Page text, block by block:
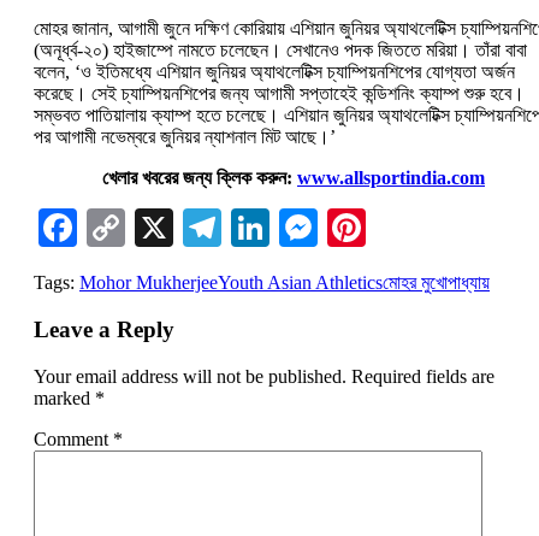
মোহর জানান, আগামী জুনে দক্ষিণ কোরিয়ায় এশিয়ান জুনিয়র অ্যাথলেটিক্স
(অনূর্ধ্ব-২০) হাইজাম্পে নামতে চলেছেন। সেখানেও পদক জিততে মরিয়া। তাঁরা বাবা
বলেন, ‘ও ইতিমধ্যে এশিয়ান জুনিয়র অ্যাথলেটিক্স চ্যাম্পিয়নশিপের যোগ্যতা অর্জন
করেছে। সেই চ্যাম্পিয়নশিপের জন্য আগামী সপ্তাহেই কন্ডিশনিং ক্যাম্প শুরু হবে।
সম্ভবত পাতিয়ালায় ক্যাম্প হতে চলেছে। এশিয়ান জুনিয়র অ্যাথলেটিক্স
পর আগামী নভেম্বরে জুনিয়র ন্যাশনাল মিট আছে।’
খেলার খবরের জন্য ক্লিক করুন: www.allsportindia.com
Facebook
Copy
Link
X Telegram
LinkedIn
Messenger
Tags: Mohor MukherjeeYouth Asian Athleticsমোহর মুখোপাধ্যায়
Leave a Reply
Your email address will not be published. Required fields are
marked *
Comment *